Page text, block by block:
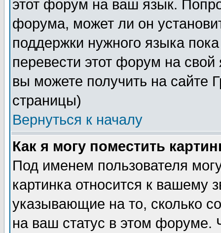
этот форум на ваш язык.
форума, может ли он
поддержки нужного языка
перевести этот форум на
вы можете получить на сайте
страницы)
Вернуться к началу
Как я могу поместить
Под именем пользователя
картинка относится к вашему
указывающие на то, сколько
на ваш статус в этом форуме.